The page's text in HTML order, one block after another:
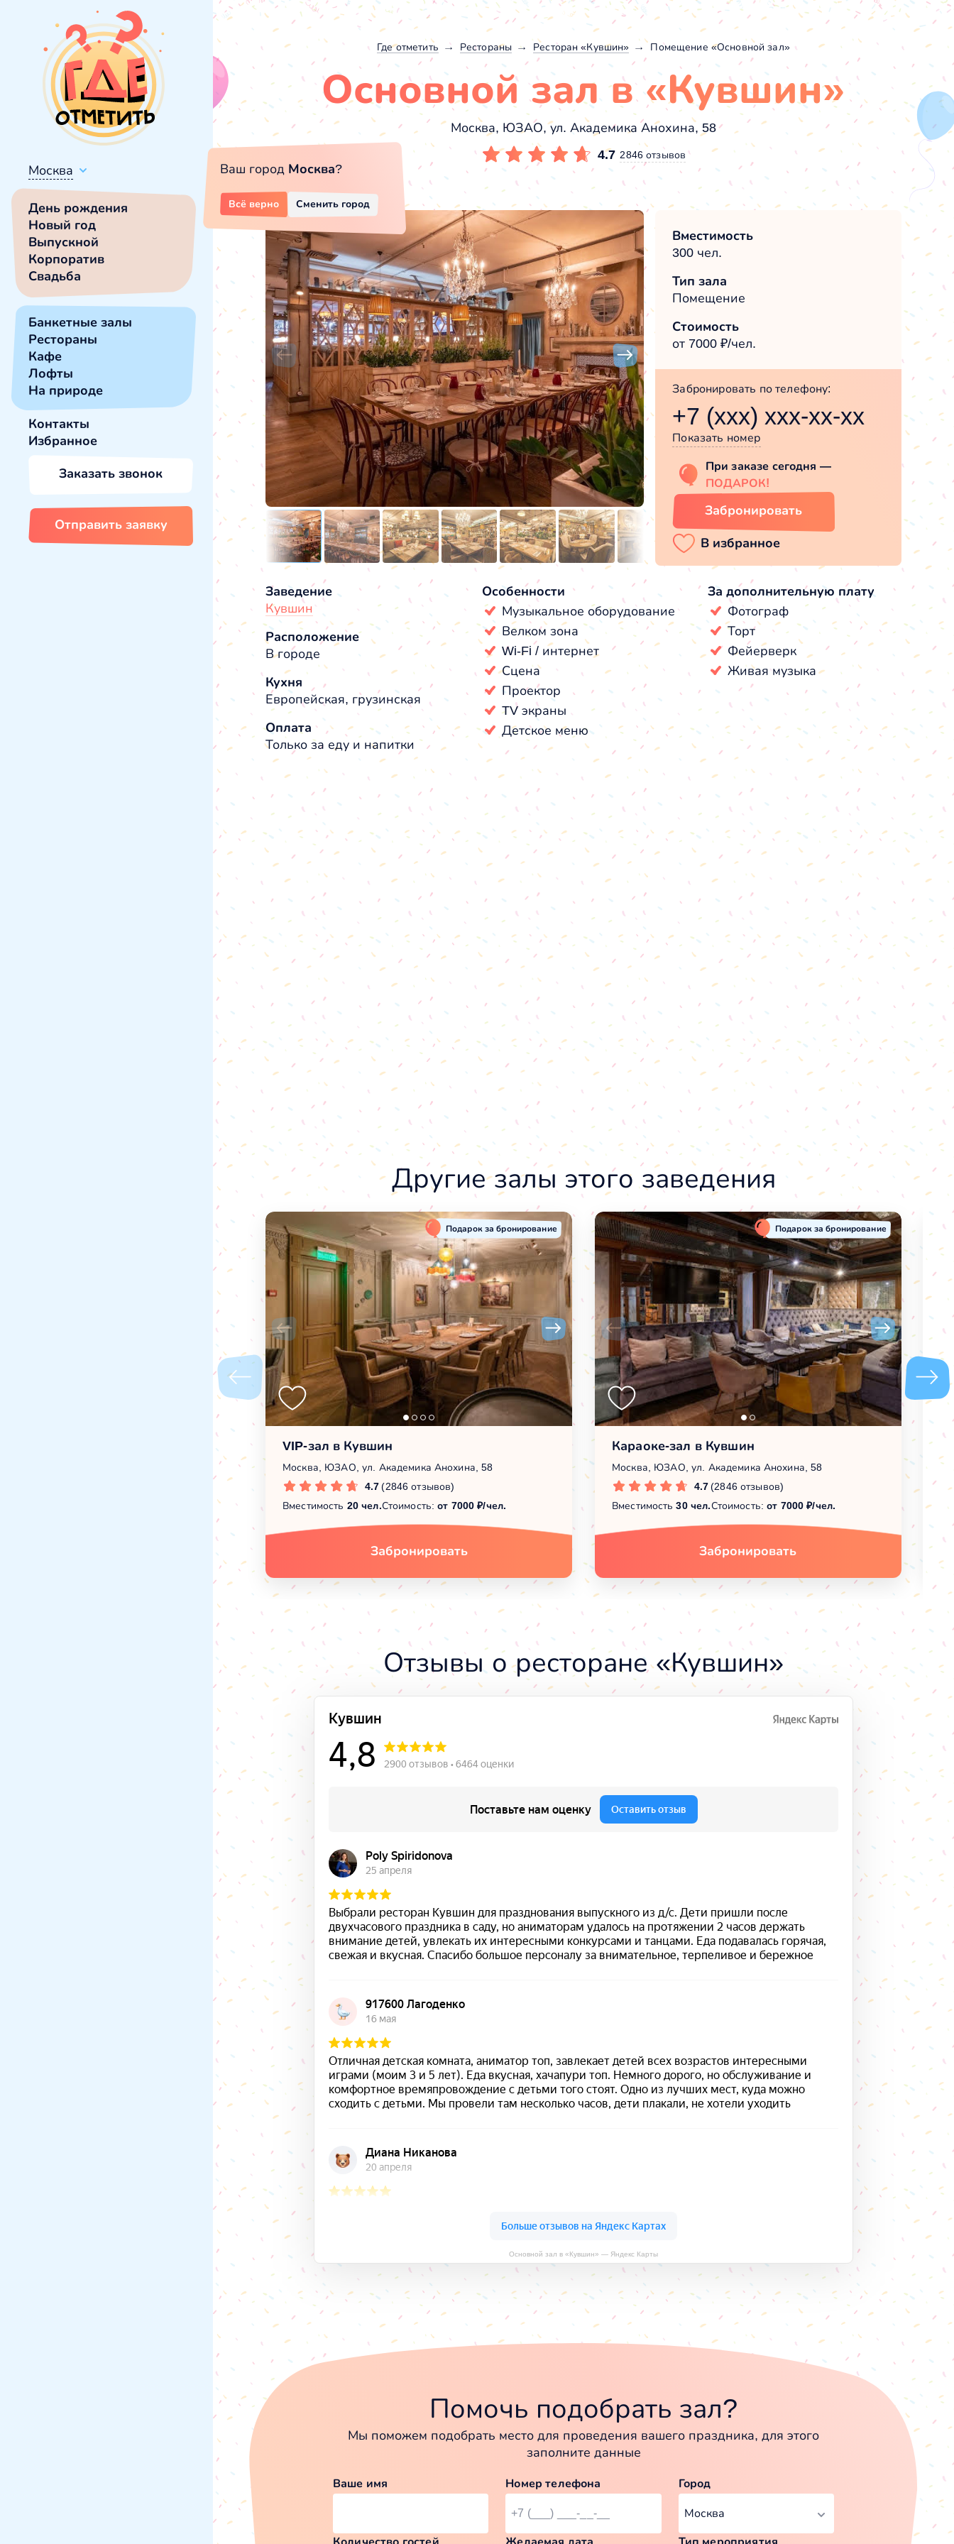
Москва
День рождения
Новый год
Выпускной
Корпоратив
Свадьба
Банкетные залы
Рестораны
Кафе
Лофты
На природе
Контакты
Избранное
Заказать звонок
Отправить заявку
Где отметить Рестораны Ресторан «Кувшин» Помещение «Основной зал»
Основной зал в «Кувшин»
Москва, ЮЗАО, ул. Академика Анохина, 58
4.7 2846 отзывов
Вместимость
300 чел.
Тип зала
Помещение
Стоимость
от 7000 ₽/чел.
Забронировать по телефону:
+7 (xxx) xxx-xx-xx
Показать номер
При заказе сегодня —
ПОДАРОК!
Забронировать
Заведение
Кувшин
Расположение
В городе
Кухня
Европейская, грузинская
Оплата
Только за еду и напитки
Особенности
Музыкальное оборудование
Велком зона
Wi-Fi / интернет
Сцена
Проектор
TV экраны
Детское меню
За дополнительную плату
Фотограф
Торт
Фейерверк
Живая музыка
Другие залы этого заведения
Подарок за бронирование
VIP-зал в Кувшин
Москва, ЮЗАО, ул. Академика Анохина, 58
4.7 (2846 отзывов)
Вместимость 20 чел.Стоимость:от 7000 ₽/чел.
Забронировать
Подарок за бронирование
Караоке-зал в Кувшин
Москва, ЮЗАО, ул. Академика Анохина, 58
4.7 (2846 отзывов)
Вместимость30 чел.Стоимость:от 7000 ₽/чел.
Забронировать
Отзывы о ресторане «Кувшин»
Основной зал в «Кувшин» — Яндекс Карты
Помочь подобрать зал?
Мы поможем подобрать место для проведения вашего праздника, для этого
заполните данные
Ваше имя Номер телефона Город
Количество гостей Желаемая дата Тип мероприятия
Ваш город Москва?
Всё верно Сменить город